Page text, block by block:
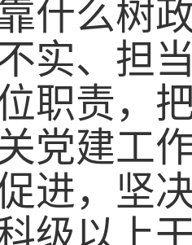
什么树
实、担
职责，
党建工
进，坚
级以上